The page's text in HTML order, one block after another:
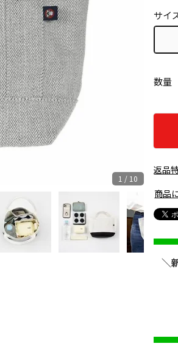
1 / 10
サイ
数量
返品
商品
＼